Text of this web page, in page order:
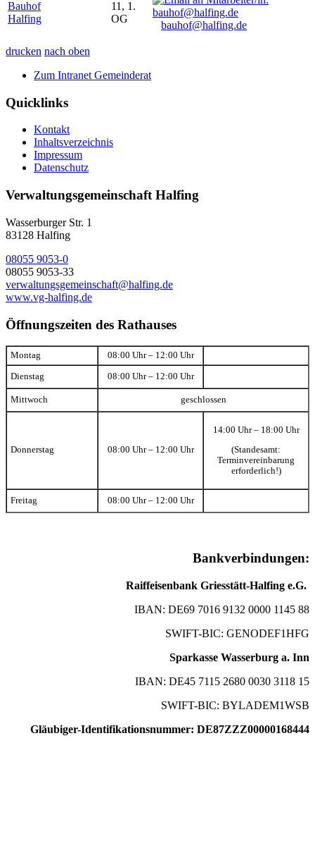
Bauhof
Halfing
11, 1.
OG
bauhof@halfing.de
drucken nach oben
Zum Intranet Gemeinderat
Quicklinks
Kontakt
Inhaltsverzeichnis
Impressum
Datenschutz
Verwaltungsgemeinschaft Halfing
Wasserburger Str. 1
83128 Halfing
08055 9053-0
08055 9053-33
verwaltungsgemeinschaft@halfing.de
www.vg-halfing.de
Öffnungszeiten des Rathauses
Montag 08:00 Uhr – 12:00 Uhr
Dienstag 08:00 Uhr – 12:00 Uhr
Mittwoch geschlossen
Donnerstag 08:00 Uhr – 12:00 Uhr
14:00 Uhr – 18:00 Uhr
(Standesamt:
Terminvereinbarung
erforderlich!)
Freitag 08:00 Uhr – 12:00 Uhr
Bankverbindungen:
Raiffeisenbank Griesstätt-Halfing e.G.
IBAN: DE69 7016 9132 0000 1145 88
SWIFT-BIC: GENODEF1HFG
Sparkasse Wasserburg a. Inn
IBAN: DE45 7115 2680 0030 3118 15
SWIFT-BIC: BYLADEM1WSB
Gläubiger-Identifikationsnummer: DE87ZZZ00000168444